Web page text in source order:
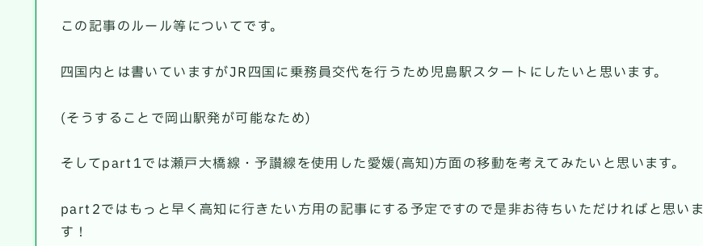
この記事のルール等についてです。
四国内とは書いていますがJR四国に乗務員交代を行うため児島駅スタートにしたいと思います。
(そうすることで岡山駅発が可能なため)
そしてpart1では瀬戸大橋線・予讃線を使用した愛媛(高知)方面の移動を考えてみたいと思います。
part2ではもっと早く高知に行きたい方用の記事にする予定ですので是非お待ちいただければと思いま
す！